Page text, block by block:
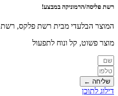
רשת פליסה/הרמוניקה במבצע!
המוצר הבלעדי מבית רשת פלקס, רשת
מוצר פשוט, קל ונוח לתפעול
שליחה ←
דילוג לתוכן